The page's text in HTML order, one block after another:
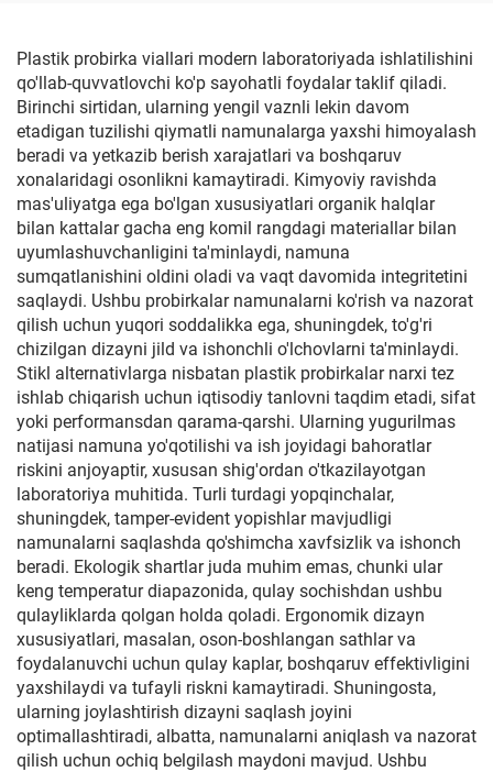
Plastik probirka viallari modern laboratoriyada ishlatilishini
qo'llab-quvvatlovchi ko'p sayohatli foydalar taklif qiladi.
Birinchi sirtidan, ularning yengil vaznli lekin davom
etadigan tuzilishi qiymatli namunalarga yaxshi himoyalash
beradi va yetkazib berish xarajatlari va boshqaruv
xonalaridagi osonlikni kamaytiradi. Kimyoviy ravishda
mas'uliyatga ega bo'lgan xususiyatlari organik halqlar
bilan kattalar gacha eng komil rangdagi materiallar bilan
uyumlashuvchanligini ta'minlaydi, namuna
sumqatlanishini oldini oladi va vaqt davomida integritetini
saqlaydi. Ushbu probirkalar namunalarni ko'rish va nazorat
qilish uchun yuqori soddalikka ega, shuningdek, to'g'ri
chizilgan dizayni jild va ishonchli o'lchovlarni ta'minlaydi.
Stikl alternativlarga nisbatan plastik probirkalar narxi tez
ishlab chiqarish uchun iqtisodiy tanlovni taqdim etadi, sifat
yoki performansdan qarama-qarshi. Ularning yugurilmas
natijasi namuna yo'qotilishi va ish joyidagi bahoratlar
riskini anjoyaptir, xususan shig'ordan o'tkazilayotgan
laboratoriya muhitida. Turli turdagi yopqinchalar,
shuningdek, tamper-evident yopishlar mavjudligi
namunalarni saqlashda qo'shimcha xavfsizlik va ishonch
beradi. Ekologik shartlar juda muhim emas, chunki ular
keng temperatur diapazonida, qulay sochishdan ushbu
qulayliklarda qolgan holda qoladi. Ergonomik dizayn
xususiyatlari, masalan, oson-boshlangan sathlar va
foydalanuvchi uchun qulay kaplar, boshqaruv effektivligini
yaxshilaydi va tufayli riskni kamaytiradi. Shuningosta,
ularning joylashtirish dizayni saqlash joyini
optimallashtiradi, albatta, namunalarni aniqlash va nazorat
qilish uchun ochiq belgilash maydoni mavjud. Ushbu